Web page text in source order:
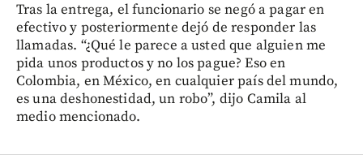
Tras la entrega, el funcionario se negó a pagar en
efectivo y posteriormente dejó de responder las
llamadas. “¿Qué le parece a usted que alguien me
pida unos productos y no los pague? Eso en
Colombia, en México, en cualquier país del mundo,
es una deshonestidad, un robo”, dijo Camila al
medio mencionado.